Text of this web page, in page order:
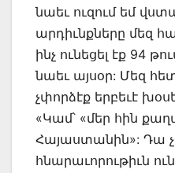
նաեւ ուզում եմ
արդիւնքները մեզ
ինչ ունեցել էք 94
նաեւ այսօր: Մեզ հետ
չփորձէք երբեւէ
«Կամ՝ «մեր հին
Հայաստանին»: Դա
հնարաւորութիւն